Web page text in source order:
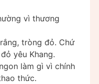
vì thương
tròng đỏ. Chứ
yêu Khang.
làm gì vì chính
thức.